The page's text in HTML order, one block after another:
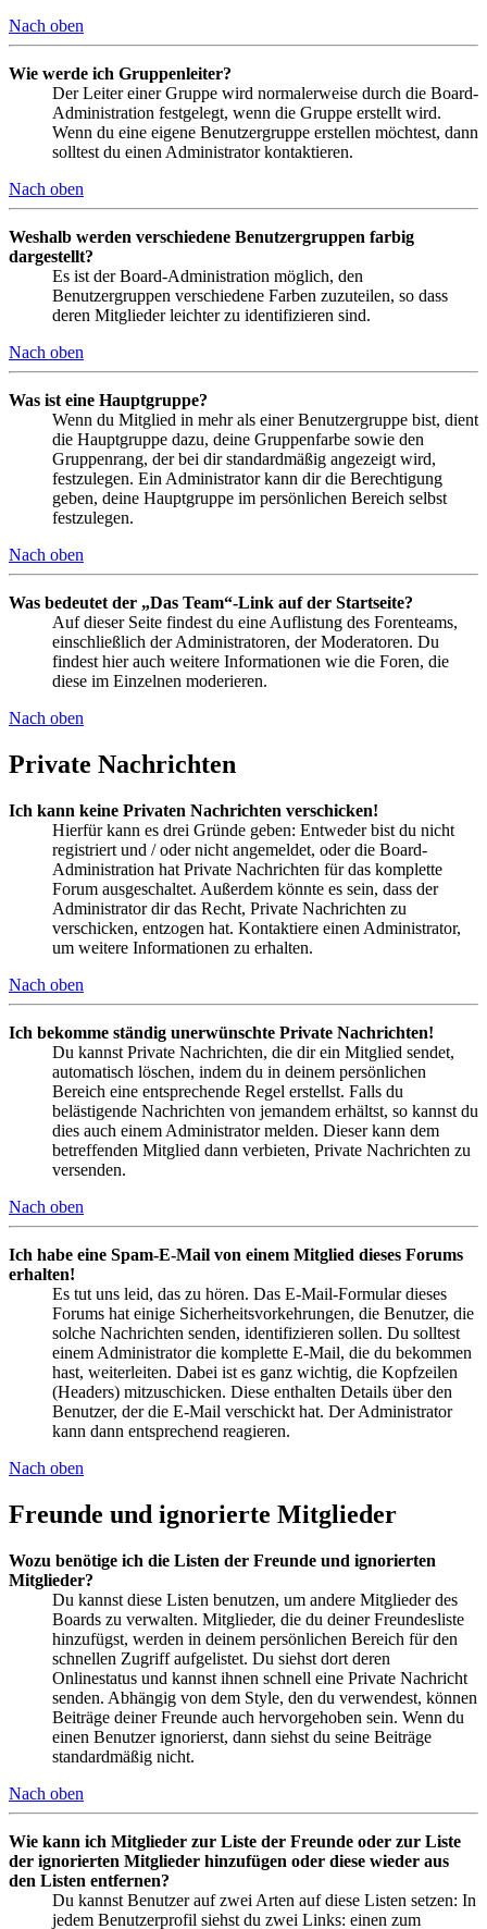
Nach oben
Wie werde ich Gruppenleiter?
Der Leiter einer Gruppe wird normalerweise durch die Board-
Administration festgelegt, wenn die Gruppe erstellt wird.
Wenn du eine eigene Benutzergruppe erstellen möchtest, dann
solltest du einen Administrator kontaktieren.
Nach oben
Weshalb werden verschiedene Benutzergruppen farbig
dargestellt?
Es ist der Board-Administration möglich, den
Benutzergruppen verschiedene Farben zuzuteilen, so dass
deren Mitglieder leichter zu identifizieren sind.
Nach oben
Was ist eine Hauptgruppe?
Wenn du Mitglied in mehr als einer Benutzergruppe bist, dient
die Hauptgruppe dazu, deine Gruppenfarbe sowie den
Gruppenrang, der bei dir standardmäßig angezeigt wird,
festzulegen. Ein Administrator kann dir die Berechtigung
geben, deine Hauptgruppe im persönlichen Bereich selbst
festzulegen.
Nach oben
Was bedeutet der „Das Team“-Link auf der Startseite?
Auf dieser Seite findest du eine Auflistung des Forenteams,
einschließlich der Administratoren, der Moderatoren. Du
findest hier auch weitere Informationen wie die Foren, die
diese im Einzelnen moderieren.
Nach oben
Private Nachrichten
Ich kann keine Privaten Nachrichten verschicken!
Hierfür kann es drei Gründe geben: Entweder bist du nicht
registriert und / oder nicht angemeldet, oder die Board-
Administration hat Private Nachrichten für das komplette
Forum ausgeschaltet. Außerdem könnte es sein, dass der
Administrator dir das Recht, Private Nachrichten zu
verschicken, entzogen hat. Kontaktiere einen Administrator,
um weitere Informationen zu erhalten.
Nach oben
Ich bekomme ständig unerwünschte Private Nachrichten!
Du kannst Private Nachrichten, die dir ein Mitglied sendet,
automatisch löschen, indem du in deinem persönlichen
Bereich eine entsprechende Regel erstellst. Falls du
belästigende Nachrichten von jemandem erhältst, so kannst du
dies auch einem Administrator melden. Dieser kann dem
betreffenden Mitglied dann verbieten, Private Nachrichten zu
versenden.
Nach oben
Ich habe eine Spam-E-Mail von einem Mitglied dieses Forums
erhalten!
Es tut uns leid, das zu hören. Das E-Mail-Formular dieses
Forums hat einige Sicherheitsvorkehrungen, die Benutzer, die
solche Nachrichten senden, identifizieren sollen. Du solltest
einem Administrator die komplette E-Mail, die du bekommen
hast, weiterleiten. Dabei ist es ganz wichtig, die Kopfzeilen
(Headers) mitzuschicken. Diese enthalten Details über den
Benutzer, der die E-Mail verschickt hat. Der Administrator
kann dann entsprechend reagieren.
Nach oben
Freunde und ignorierte Mitglieder
Wozu benötige ich die Listen der Freunde und ignorierten
Mitglieder?
Du kannst diese Listen benutzen, um andere Mitglieder des
Boards zu verwalten. Mitglieder, die du deiner Freundesliste
hinzufügst, werden in deinem persönlichen Bereich für den
schnellen Zugriff aufgelistet. Du siehst dort deren
Onlinestatus und kannst ihnen schnell eine Private Nachricht
senden. Abhängig von dem Style, den du verwendest, können
Beiträge deiner Freunde auch hervorgehoben sein. Wenn du
einen Benutzer ignorierst, dann siehst du seine Beiträge
standardmäßig nicht.
Nach oben
Wie kann ich Mitglieder zur Liste der Freunde oder zur Liste
der ignorierten Mitglieder hinzufügen oder diese wieder aus
den Listen entfernen?
Du kannst Benutzer auf zwei Arten auf diese Listen setzen: In
jedem Benutzerprofil siehst du zwei Links: einen zum